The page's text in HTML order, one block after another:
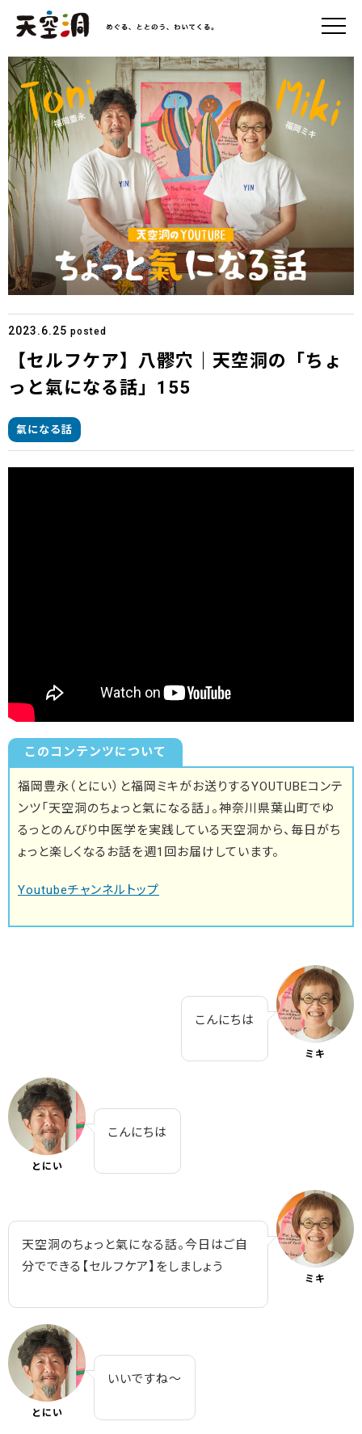
2023.6.25 posted
【セルフケア】八髎穴｜天空洞の「ちょ
っと氣になる話」155
氣になる話
このコンテンツについて
福岡豊永（とにい）と福岡ミキがお送りするYOUTUBEコンテ
ンツ「天空洞のちょっと氣になる話」。神奈川県葉山町でゆ
るっとのんびり中医学を実践している天空洞から、毎日がち
ょっと楽しくなるお話を週1回お届けしています。
Youtubeチャンネルトップ
こんにちは
ミキ
とにい
こんにちは
天空洞のちょっと氣になる話。今日はご自
分でできる【セルフケア】をしましょう
ミキ
とにい
いいですね～